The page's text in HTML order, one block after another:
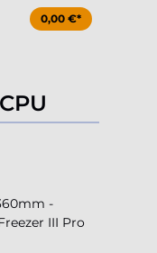
0,00 €*
-
III Pro